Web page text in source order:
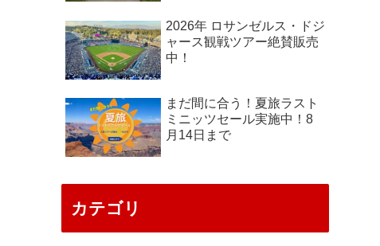
2026年 ロサンゼルス・ドジ
ャース観戦ツアー絶賛販売
中！
まだ間に合う！夏旅ラスト
ミニッツセール実施中！8
月14日まで
カテゴリ